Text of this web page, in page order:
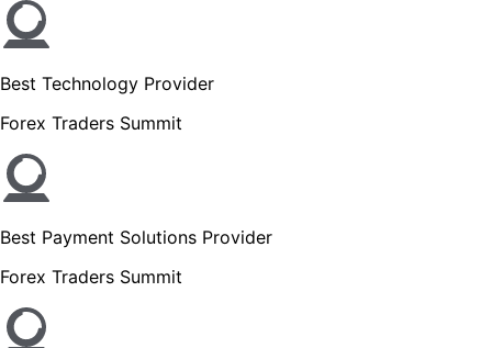
Best Technology Provider
Forex Traders Summit
Best Payment Solutions Provider
Forex Traders Summit